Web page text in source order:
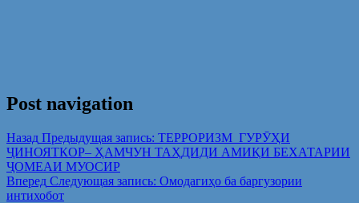
Post navigation
Назад Предыдущая запись: ТЕРРОРИЗМ ГУРӮҲИ
ҶИНОЯТКОР– ҲАМЧУН ТАҲДИДИ АМИҚИ БЕХАТАРИИ
ҶОМЕАИ МУОСИР
Вперед Следующая запись: Омодагиҳо ба баргузории
интихобот